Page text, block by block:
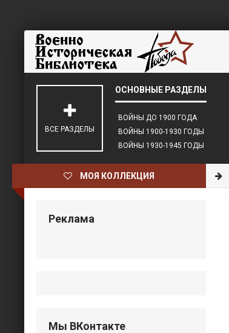
ВОЙНЫ ДО 1900 ГОДА
ВОЙНЫ 1900-1930 ГОДЫ
ВОЙНЫ 1930-1945 ГОДЫ
ВСЕ РАЗДЕЛЫ
МОЯ КОЛЛЕКЦИЯ
Реклама
Мы ВКонтакте